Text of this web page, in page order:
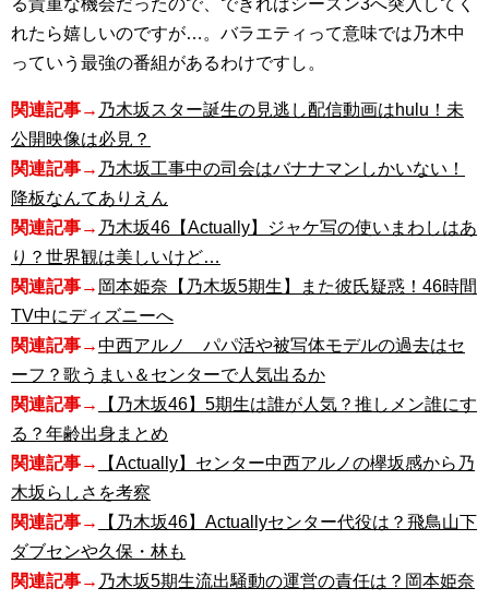
る貴重な機会だったので、できればシーズン3へ突入してく
れたら嬉しいのですが…。バラエティって意味では乃木中
っていう最強の番組があるわけですし。
関連記事→ 乃木坂スター誕生の見逃し配信動画はhulu！未
公開映像は必見？
関連記事→ 乃木坂工事中の司会はバナナマンしかいない！
降板なんてありえん
関連記事→ 乃木坂46【Actually】ジャケ写の使いまわしはあ
り？世界観は美しいけど…
関連記事→ 岡本姫奈【乃木坂5期生】また彼氏疑惑！46時間
TV中にディズニーへ
関連記事→中西アルノ パパ活や被写体モデルの過去はセ
ーフ？歌うまい＆センターで人気出るか
関連記事→
【乃木坂46】5期生は誰が人気？推しメン誰にす
る？年齢出身まとめ
関連記事→
【Actually】センター中西アルノの欅坂感から乃
木坂らしさを考察
関連記事→
【乃木坂46】Actuallyセンター代役は？飛鳥山下
ダブセンや久保・林も
関連記事→ 乃木坂5期生流出騒動の運営の責任は？岡本姫奈